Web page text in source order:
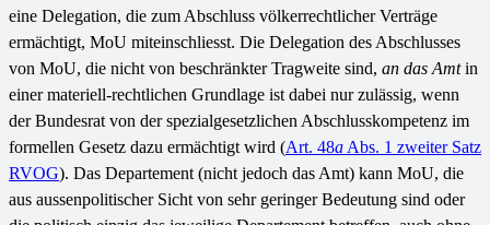
eine Delegation, die zum Abschluss völkerrechtlicher Verträge
ermächtigt, MoU miteinschliesst. Die Delegation des Abschlusses
von MoU, die nicht von beschränkter Tragweite sind, an das Amtin
einer materiell-rechtlichen Grundlage ist dabei nur zulässig, wenn
der Bundesrat von der spezialgesetzlichen Abschlusskompetenz im
formellen Gesetz dazu ermächtigt wird (Art. 48a Abs. 1 zweiter Satz
RVOG). Das Departement (nicht jedoch das Amt) kann MoU, die
aus aussenpolitischer Sicht von sehr geringer Bedeutung sind oder